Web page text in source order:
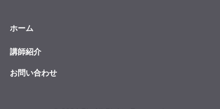
ホーム
講師紹介
お問い合わせ